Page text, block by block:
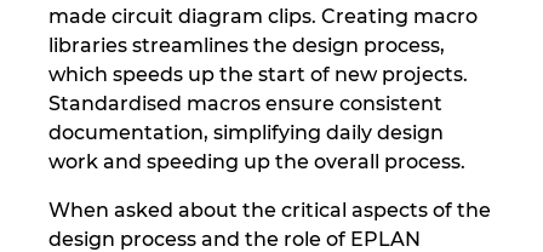
made circuit diagram clips. Creating macro
libraries streamlines the design process,
which speeds up the start of new projects.
Standardised macros ensure consistent
documentation, simplifying daily design
work and speeding up the overall process.
When asked about the critical aspects of the
design process and the role of EPLAN
Slovakia
Slovenia
South Africa
South Korea